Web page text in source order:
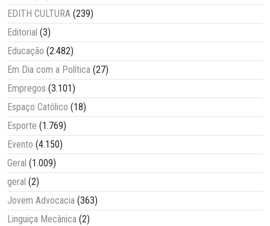
EDITH CULTURA (239)
Editorial (3)
Educação (2.482)
Em Dia com a Política (27)
Empregos (3.101)
Espaço Católico (18)
Esporte (1.769)
Evento (4.150)
Geral (1.009)
geral (2)
Jovem Advocacia (363)
Linguiça Mecânica (2)